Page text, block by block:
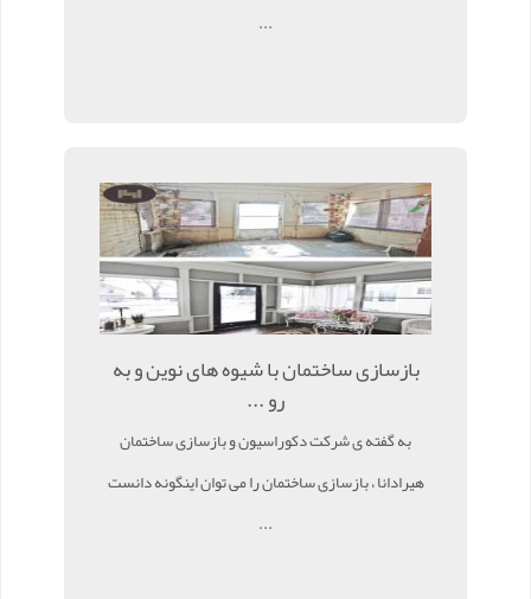
...
بازسازی ساختمان با شیوه های نوین و به
رو ...
به گفته ی شرکت دکوراسیون و بازسازی ساختمان
هیرادانا ، بازسازی ساختمان را می توان اینگونه دانست
...